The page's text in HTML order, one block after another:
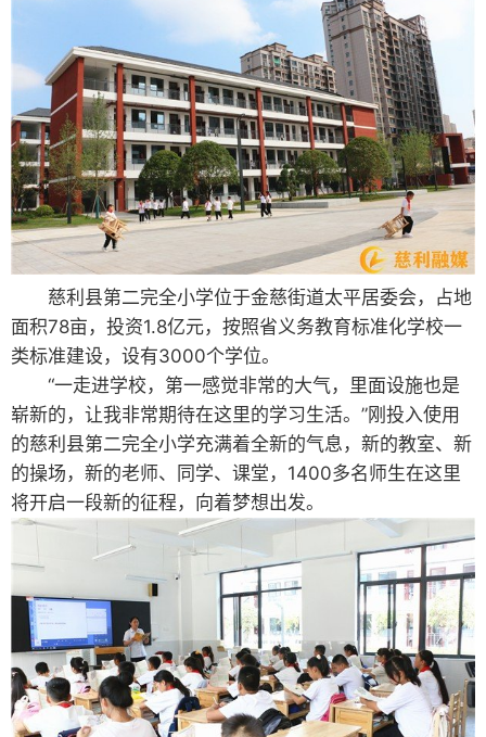
慈利县第二完全小学位于金慈街道太平居委会，占地
面积78亩，投资1.8亿元，按照省义务教育标准化学校一
类标准建设，设有3000个学位。
“一走进学校，第一感觉非常的大气，里面设施也是
崭新的，让我非常期待在这里的学习生活。”刚投入使用
的慈利县第二完全小学充满着全新的气息，新的教室、新
的操场，新的老师、同学、课堂，1400多名师生在这里
将开启一段新的征程，向着梦想出发。